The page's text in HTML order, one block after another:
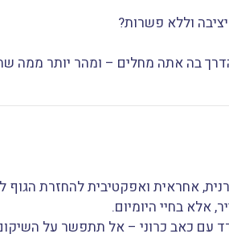
וללא פשרות?
בה אתה מחלים – ומהר יותר ממה
אחראית ואפקטיבית להחזרת
אלא בחיי היומיום.
עם כאב כרוני – אל תתפשר על